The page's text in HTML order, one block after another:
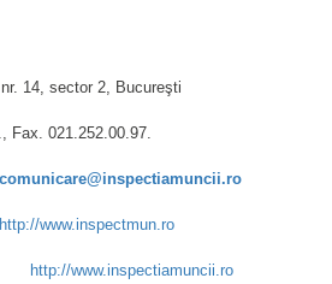
sector 2, Bucureşti
021.252.00.97.
comunicare@inspectiamuncii.ro
http://www.inspectmun.ro
http://www.inspectiamuncii.ro